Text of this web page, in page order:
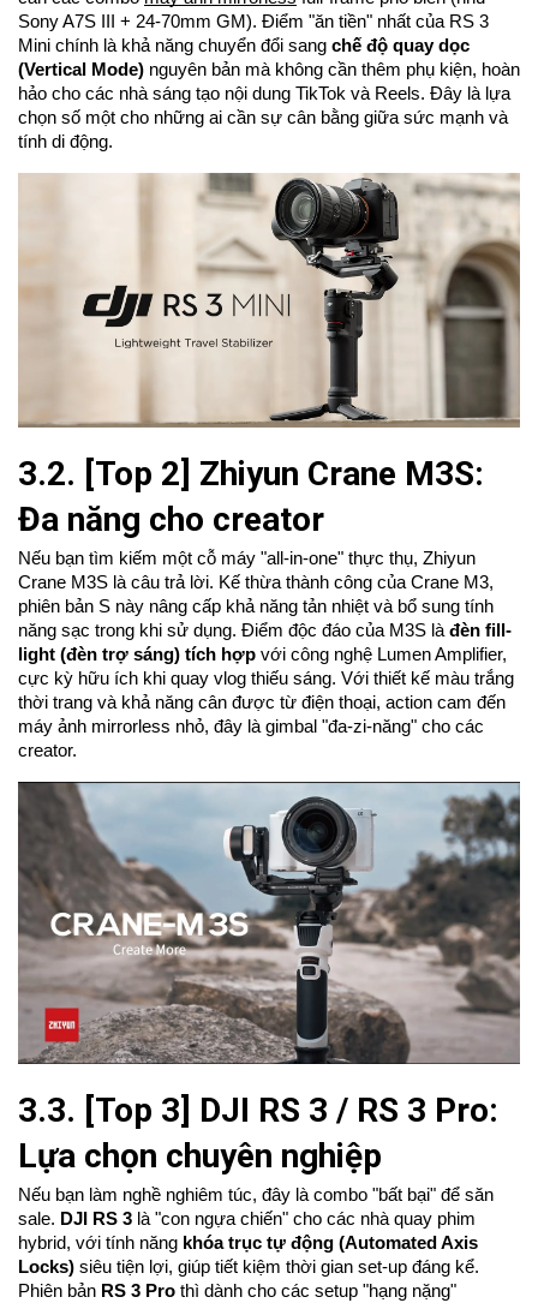
Sony A7S III + 24-70mm GM). Điểm "ăn tiền" nhất của RS 3
Mini chính là khả năng chuyển đổi sang chế độ quay dọc
(Vertical Mode) nguyên bản mà không cần thêm phụ kiện, hoàn
hảo cho các nhà sáng tạo nội dung TikTok và Reels. Đây là lựa
chọn số một cho những ai cần sự cân bằng giữa sức mạnh và
tính di động.
3.2. [Top 2] Zhiyun Crane M3S:
Đa năng cho creator
Nếu bạn tìm kiếm một cỗ máy "all-in-one" thực thụ, Zhiyun
Crane M3S là câu trả lời. Kế thừa thành công của Crane M3,
phiên bản S này nâng cấp khả năng tản nhiệt và bổ sung tính
năng sạc trong khi sử dụng. Điểm độc đáo của M3S là đèn fill-
light (đèn trợ sáng) tích hợp với công nghệ Lumen Amplifier,
cực kỳ hữu ích khi quay vlog thiếu sáng. Với thiết kế màu trắng
thời trang và khả năng cân được từ điện thoại, action cam đến
máy ảnh mirrorless nhỏ, đây là gimbal "đa-zi-năng" cho các
creator.
3.3. [Top 3] DJI RS 3 / RS 3 Pro:
Lựa chọn chuyên nghiệp
Nếu bạn làm nghề nghiêm túc, đây là combo "bất bại" để săn
sale. DJI RS 3 là "con ngựa chiến" cho các nhà quay phim
hybrid, với tính năng khóa trục tự động (Automated Axis
Locks) siêu tiện lợi, giúp tiết kiệm thời gian set-up đáng kể.
Phiên bản RS 3 Pro thì dành cho các setup "hạng nặng"